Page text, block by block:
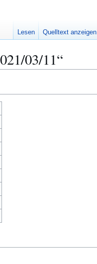
03/11“
Lesen Quelltext anzeigen